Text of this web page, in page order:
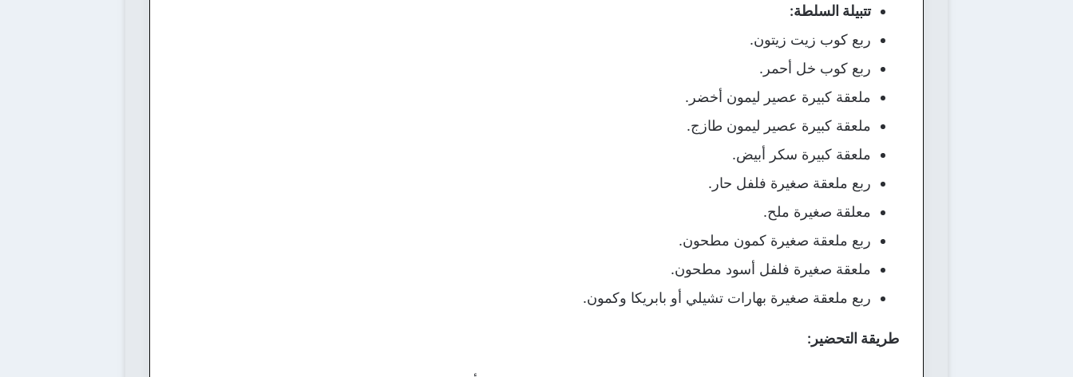
تتبيلة السلطة:
ربع كوب زيت زيتون.
ربع كوب خل أحمر.
ملعقة كبيرة عصير ليمون أخضر.
ملعقة كبيرة عصير ليمون طازج.
ملعقة كبيرة سكر أبيض.
ربع ملعقة صغيرة فلفل حار.
معلقة صغيرة ملح.
ربع ملعقة صغيرة كمون مطحون.
ملعقة صغيرة فلفل أسود مطحون.
ربع ملعقة صغيرة بهارات تشيلي أو بابريكا وكمون.
طريقة التحضير: